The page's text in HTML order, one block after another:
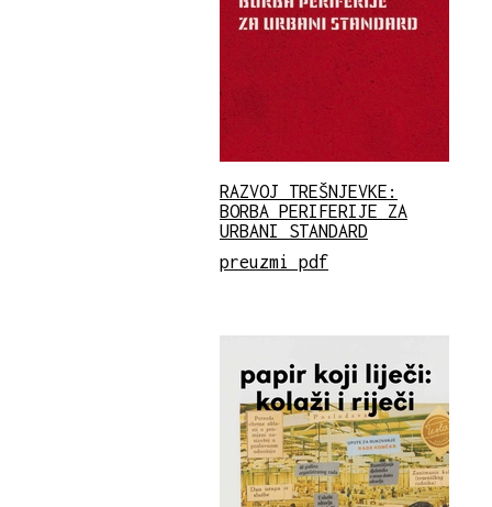
RAZVOJ TREŠNJEVKE:
BORBA PERIFERIJE ZA
URBANI STANDARD
preuzmi pdf